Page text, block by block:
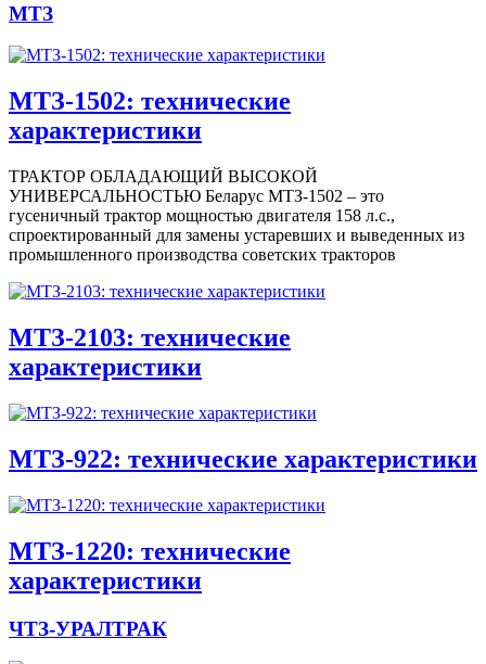
МТЗ
МТЗ-1502: технические
характеристики
ТРАКТОР ОБЛАДАЮЩИЙ ВЫСОКОЙ
УНИВЕРСАЛЬНОСТЬЮ Беларус МТЗ-1502 – это
гусеничный трактор мощностью двигателя 158 л.с.,
спроектированный для замены устаревших и выведенных из
промышленного производства советских тракторов
МТЗ-2103: технические
характеристики
МТЗ-922: технические характеристики
МТЗ-1220: технические
характеристики
ЧТЗ-УРАЛТРАК